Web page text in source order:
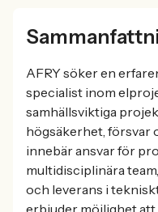
AFRY söker en
specialist inom
samhällsviktiga
högsäkerhet, försvar
innebär ansvar för
multidisciplinära
och leverans i
erbjuder möjlighet